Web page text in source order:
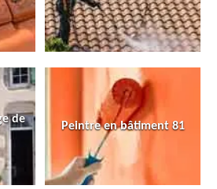
de
Peintre en bâtiment 81